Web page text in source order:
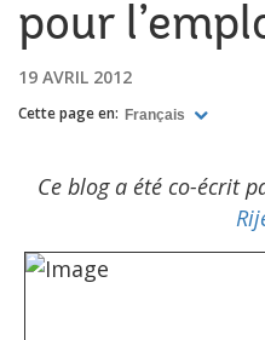
pour
19 AVRIL 2012
Cette page en: Français
Ce blog a été co-écrit